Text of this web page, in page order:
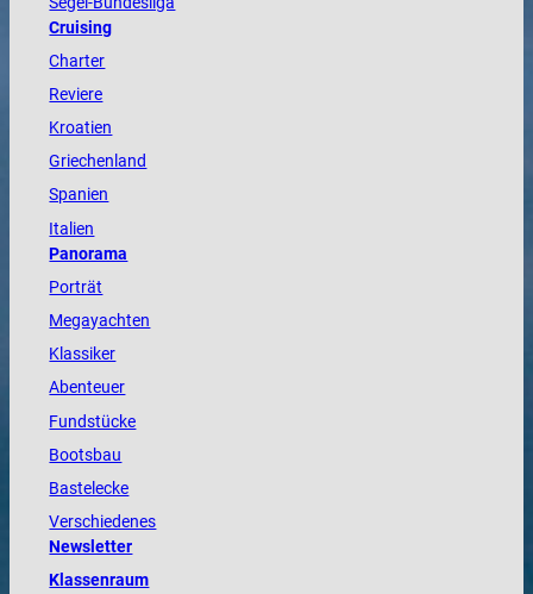
Cruising
Charter
Reviere
Kroatien
Griechenland
Spanien
Italien
Panorama
Porträt
Megayachten
Klassiker
Abenteuer
Fundstücke
Bootsbau
Bastelecke
Verschiedenes
Newsletter
Klassenraum